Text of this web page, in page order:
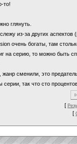
то!
глянуть.
из-за других аспектов
очень богаты, там
на серию, то можно быть
жанр сменили, это
так что сто
[
[